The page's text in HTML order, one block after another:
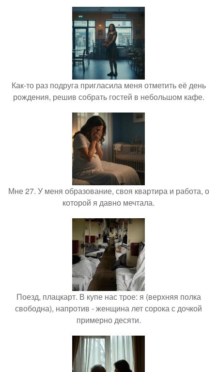
Как-то раз подруга пригласила меня отметить её день
рождения, решив собрать гостей в небольшом кафе.
Мне 27. У меня образование, своя квартира и работа, о
которой я давно мечтала.
Поезд, плацкарт. В купе нас трое: я (верхняя полка
свободна), напротив - женщина лет сорока с дочкой
примерно десяти.